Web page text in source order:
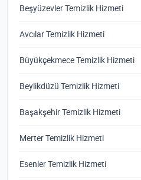
Beşyüzevler Temizlik Hizmeti
Avcılar Temizlik Hizmeti
Büyükçekmece Temizlik Hizmeti
Beylikdüzü Temizlik Hizmeti
Başakşehir Temizlik Hizmeti
Merter Temizlik Hizmeti
Esenler Temizlik Hizmeti